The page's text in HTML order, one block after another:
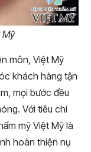
Mỹ
môn, Việt Mỹ
khách hàng tận
mọi bước đều
Với tiêu chí
mỹ Việt Mỹ là
hoàn thiện nụ